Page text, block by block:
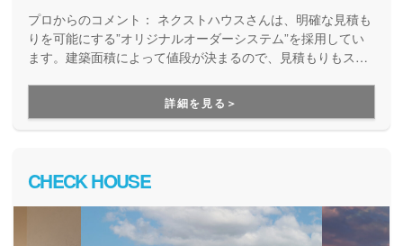
プロからのコメント： ネクストハウスさんは、明確な見積も
りを可能にする”オリジナルオーダーシステム”を採用してい
ます。建築面積によって値段が決まるので、見積もりもスピ
いるので、早く新しい家に入居したいという方に特におスス
詳細を見る＞
CHECK HOUSE